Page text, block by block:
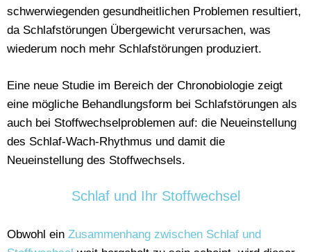
schwerwiegenden gesundheitlichen Problemen resultiert,
da Schlafstörungen Übergewicht verursachen, was
wiederum noch mehr Schlafstörungen produziert.
Eine neue Studie im Bereich der Chronobiologie zeigt
eine mögliche Behandlungsform bei Schlafstörungen als
auch bei Stoffwechselproblemen auf: die Neueinstellung
des Schlaf-Wach-Rhythmus und damit die
Neueinstellung des Stoffwechsels.
Schlaf und Ihr Stoffwechsel
Obwohl ein Zusammenhang zwischen Schlaf und